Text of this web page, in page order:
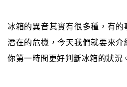
冰箱的異音其實有很多種，有
潛在的危機，今天我們就要來介
你第一時間更好判斷冰箱的狀況